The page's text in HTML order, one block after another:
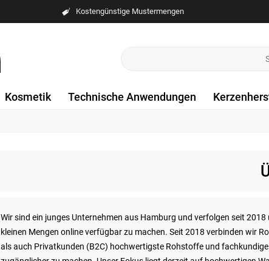
Kostengünstige Mustermengen
Kosmetik Technische Anwendungen
Wir sind ein junges Unternehmen aus Hamburg und verfolgen seit
kleinen Mengen online verfügbar zu machen. Seit 2018 verbinden wir
als auch Privatkunden (B2C) hochwertigste Rohstoffe und